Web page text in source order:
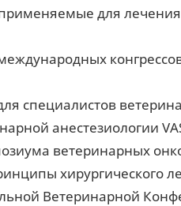
для
специалистов
анестезиологии
ветеринарных
хирургического
Ветеринарной